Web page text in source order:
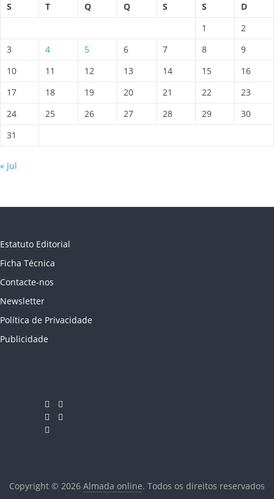
S
T Q Q S S
D
1
2
3
4 5 6 7 8
9
10
11 12 13 14 15
16
17
18 19 20 21 22
23
24
25 26 27 28 29
30
31
« Jul
Estatuto Editorial
Ficha Técnica
Contacte-nos
Newsletter
Política de Privacidade
Publicidade
Copyright © 2026 Almada online. Todos os direitos reservados